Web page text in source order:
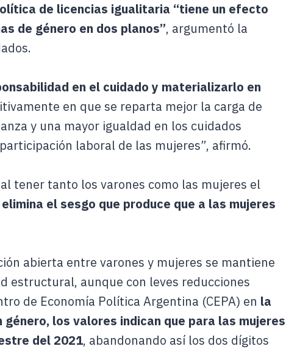
de licencias igualitaria “tiene un efecto
de género en dos planos”, argumentó la
en el cuidado y materializarlo en
en que se reparta mejor la carga de
y una mayor igualdad en los cuidados
laboral de las mujeres”, afirmó.
tener tanto los varones como las mujeres el
el sesgo que produce que a las mujeres
abierta entre varones y mujeres se mantiene
estructural, aunque con leves reducciones
de Economía Política Argentina (CEPA) en la
los valores indican que para las mujeres
del 2021, abandonando así los dos dígitos